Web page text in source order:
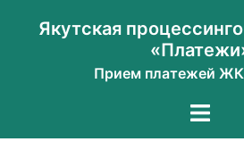
Якутская
Прием платежей